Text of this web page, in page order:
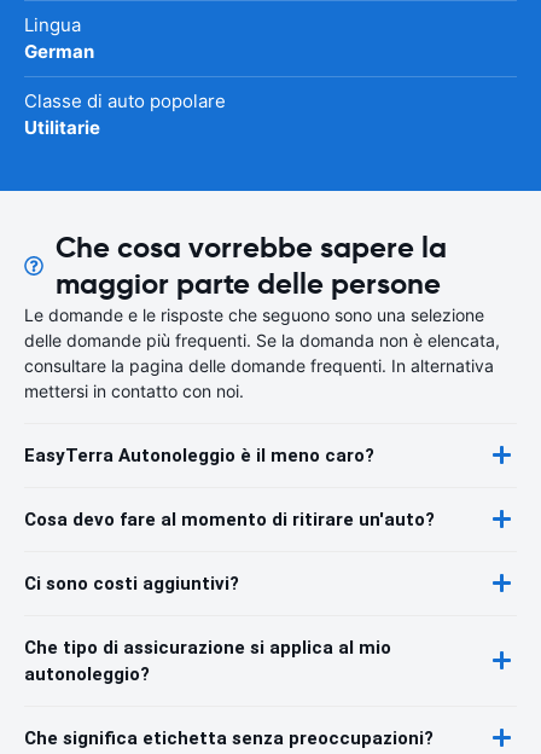
Lingua
German
Classe di auto popolare
Utilitarie
Che cosa vorrebbe sapere la
maggior parte delle persone
Le domande e le risposte che seguono sono una selezione
delle domande più frequenti. Se la domanda non è elencata,
consultare la pagina delle domande frequenti. In alternativa
mettersi in contatto con noi.
EasyTerra Autonoleggio è il meno caro?
Cosa devo fare al momento di ritirare un'auto?
Ci sono costi aggiuntivi?
Che tipo di assicurazione si applica al mio
autonoleggio?
Che significa etichetta senza preoccupazioni?